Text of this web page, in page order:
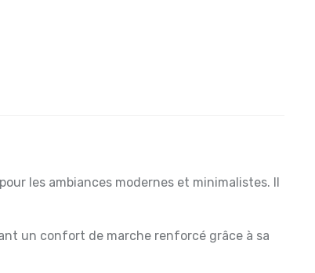
les ambiances modernes et minimalistes. Il
un confort de marche renforcé grâce à sa